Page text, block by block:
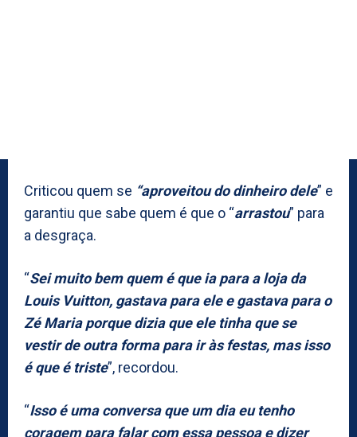
Criticou quem se “aproveitou do dinheiro dele” e
garantiu que sabe quem é que o “arrastou” para
a desgraça.
“Sei muito bem quem é que ia para a loja da
Louis Vuitton, gastava para ele e gastava para o
Zé Maria porque dizia que ele tinha que se
vestir de outra forma para ir às festas, mas isso
é que é triste”, recordou.
“Isso é uma conversa que um dia eu tenho
coragem para falar com essa pessoa e dizer